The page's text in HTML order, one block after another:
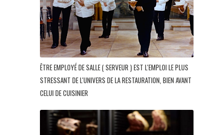
ÊTRE EMPLOYÉ DE SALLE ( SERVEUR ) EST L'EMPLOI LE PLUS
STRESSANT DE L'UNIVERS DE LA RESTAURATION, BIEN AVANT
CELUI DE CUISINIER